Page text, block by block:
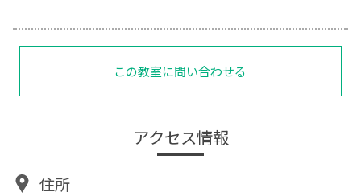
この教室に問い合わせる
アクセス情報
住所